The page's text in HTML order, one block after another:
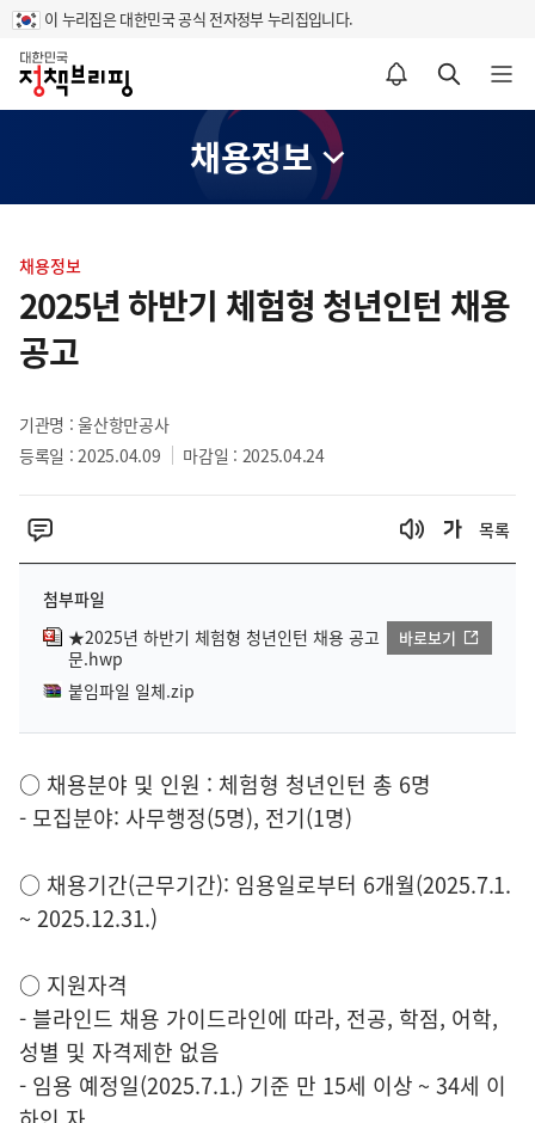
이 누리집은 대한민국 공식 전자정부 누리집입니다.
홈
알림설정 바로가기 검색 바로가기 메뉴 열기
채용정보
텐
츠
영
역
채용정보
2025년 하반기 체험형 청년인턴 채용
공고
기관명 : 울산항만공사
등록일 : 2025.04.09
마감일 : 2025.04.24
목록
첨부파일
★2025년 하반기 체험형 청년인턴 채용 공고
문.hwp
바로보기
붙임파일 일체.zip
○ 채용분야 및 인원 : 체험형 청년인턴 총 6명
- 모집분야: 사무행정(5명), 전기(1명)
○ 채용기간(근무기간): 임용일로부터 6개월(2025.7.1.
~ 2025.12.31.)
○ 지원자격
- 블라인드 채용 가이드라인에 따라, 전공, 학점, 어학,
성별 및 자격제한 없음
- 임용 예정일(2025.7.1.) 기준 만 15세 이상 ~ 34세 이